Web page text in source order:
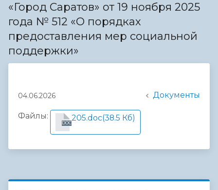
«Город Саратов» от 19 ноября 2025
года № 512 «О порядках
предоставления мер социальной
поддержки»
04.06.2026 Документы
Файлы:
DOC
205.doc(38.5 Кб)